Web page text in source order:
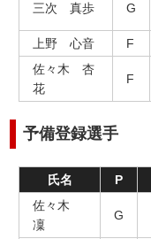
三次 真歩 G
上野 心音
F
佐々木 杏
花
F
予備登録選手
氏名 P
佐々木
凜
G